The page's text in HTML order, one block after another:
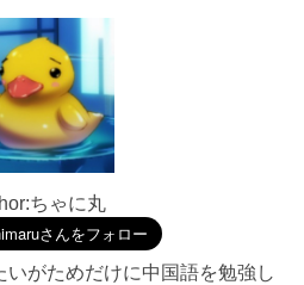
ちゃに丸
がためだけに中国語を勉強し